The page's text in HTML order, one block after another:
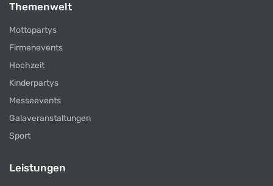
Themenwelt
Mottopartys
Firmenevents
Hochzeit
Kinderpartys
Messeevents
Galaveranstaltungen
Sport
Leistungen